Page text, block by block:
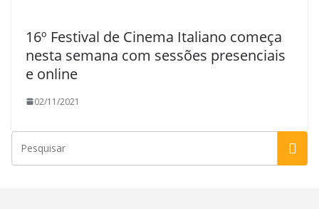
16º Festival de Cinema Italiano começa
nesta semana com sessões presenciais
e online
02/11/2021